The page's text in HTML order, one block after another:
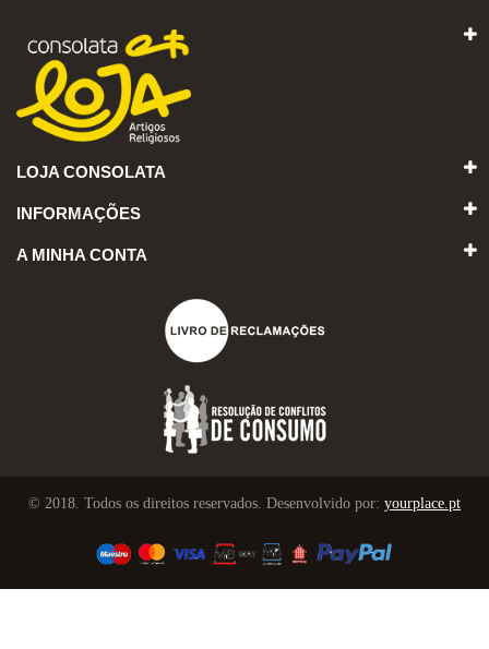
LOJA CONSOLATA
INFORMAÇÕES
A MINHA CONTA
© 2018. Todos os direitos reservados. Desenvolvido por: yourplace.pt